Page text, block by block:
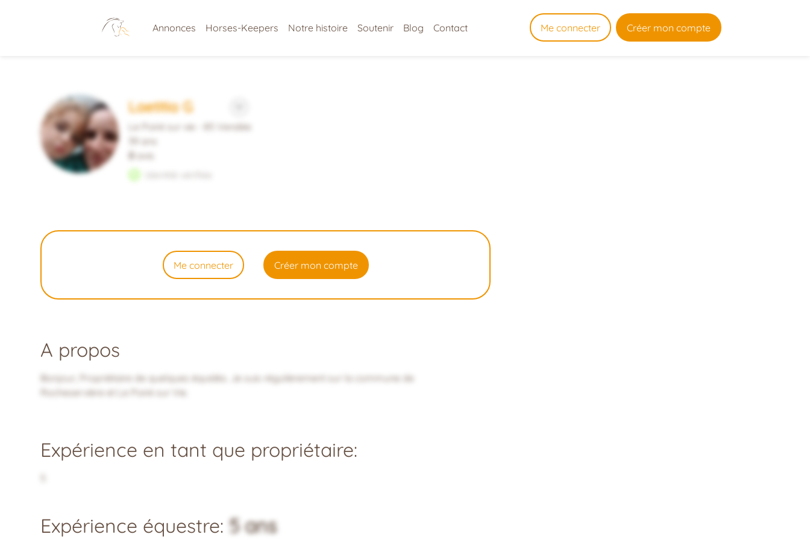
Annonces Horses-Keepers Notre histoire Soutenir Blog Contact Me connecter Créer mon compte
Laetitia G
Le Poiré sur vie - 85 Vendée
39 ans
0 avis
Me connecter Créer mon compte
A propos
Bonjour, Propriétaire de quelques équidés. Je suis régulièrement sur la commune de
Rocheservière et Le Poiré sur Vie.
Expérience en tant que propriétaire:
Expérience équestre:5 ans